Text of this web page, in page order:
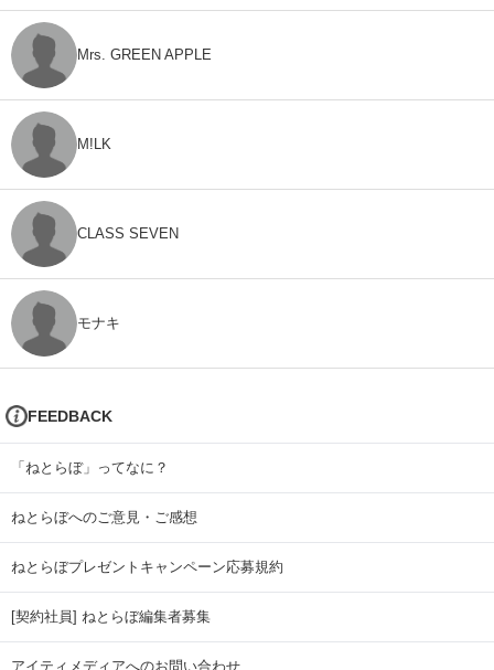
Mrs. GREEN APPLE
M!LK
CLASS SEVEN
モナキ
FEEDBACK
「ねとらぼ」ってなに？
ねとらぼへのご意見・ご感想
ねとらぼプレゼントキャンペーン応募規約
[契約社員] ねとらぼ編集者募集
アイティメディアへのお問い合わせ